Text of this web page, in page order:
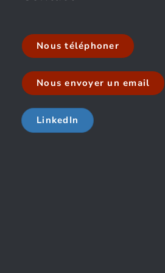
Nous téléphoner
Nous envoyer un email
LinkedIn